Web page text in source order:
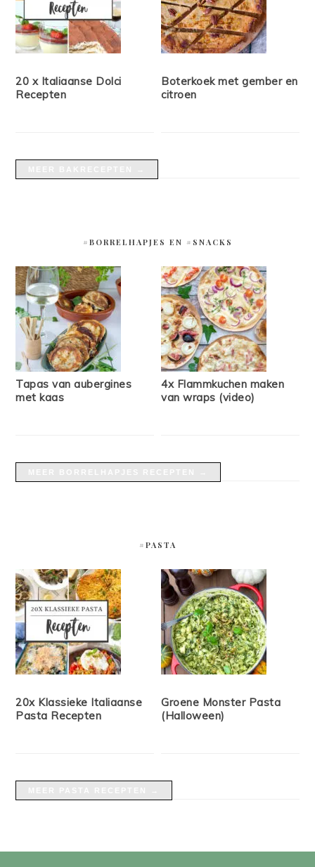
20 x Italiaanse Dolci
Recepten
Boterkoek met gember en
citroen
#BORRELHAPJES EN #SNACKS
Tapas van aubergines
met kaas
4x Flammkuchen maken
van wraps (video)
#PASTA
20x Klassieke Italiaanse
Pasta Recepten
Groene Monster Pasta
(Halloween)